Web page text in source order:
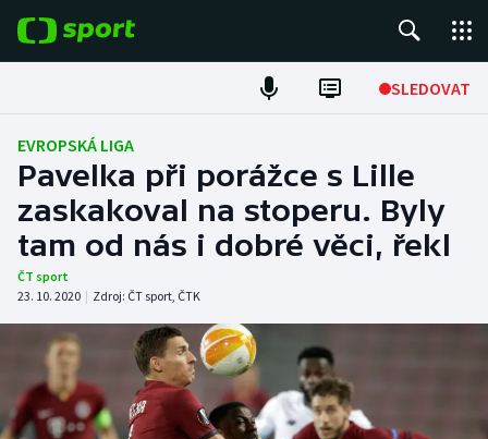
SLEDOVAT
Fotbal
Hokej
Tenis
Atletika
Cyklistika
DALŠÍ SPORTY
EVROPSKÁ LIGA
Pavelka při porážce s Lille
zaskakoval na stoperu. Byly
tam od nás i dobré věci, řekl
ČT sport
23. 10. 2020 | Zdroj: ČT sport, ČTK